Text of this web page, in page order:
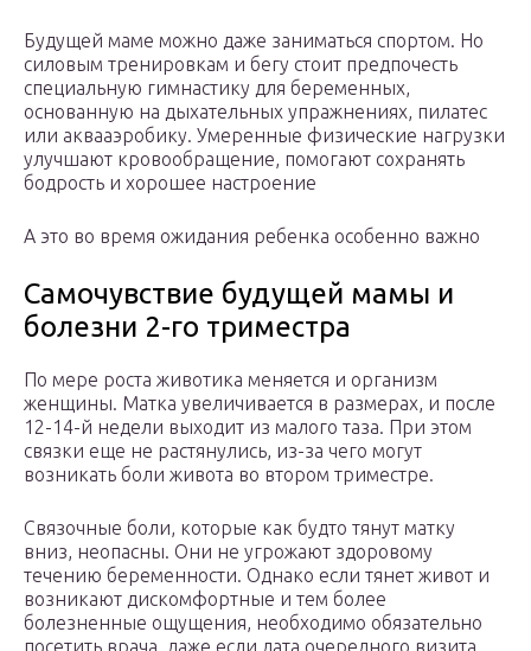
Будущей маме можно даже заниматься спортом. Но
силовым тренировкам и бегу стоит предпочесть
специальную гимнастику для беременных,
основанную на дыхательных упражнениях, пилатес
или аквааэробику. Умеренные физические нагрузки
улучшают кровообращение, помогают сохранять
бодрость и хорошее настроение
А это во время ожидания ребенка особенно важно
Самочувствие будущей мамы и
болезни 2-го триместра
По мере роста животика меняется и организм
женщины. Матка увеличивается в размерах, и после
12-14-й недели выходит из малого таза. При этом
связки еще не растянулись, из-за чего могут
возникать боли живота во втором триместре.
Связочные боли, которые как будто тянут матку
вниз, неопасны. Они не угрожают здоровому
течению беременности. Однако если тянет живот и
возникают дискомфортные и тем более
болезненные ощущения, необходимо обязательно
посетить врача, даже если дата очередного визита